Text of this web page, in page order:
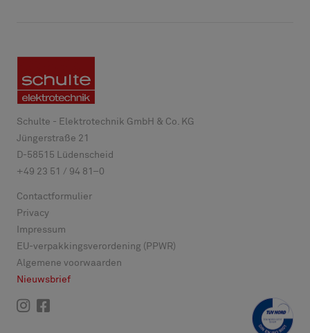
Schulte - Elektrotechnik GmbH & Co. KG
Jüngerstraße 21
D-58515 Lüdenscheid
+49 23 51 / 94 81–0
Contactformulier
Privacy
Impressum
EU-verpakkingsverordening (PPWR)
Algemene voorwaarden
Nieuwsbrief
InstagramFacebook